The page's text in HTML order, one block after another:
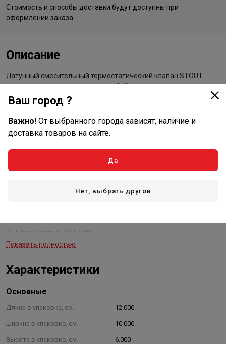
Стоимость и способы доставки будут доступны при
оформлении заказа.
Описание
Латунный смесительный термостатический клапан STOUT
предназначен для установки на байпасе перед
твердотопливными котлами в целях исключения образование
конденсата на их греющих поверхностях.
Термостатический клапан в зависимости от его модификации
поддерживает фиксированную температуру теплоносителя на
Смесительный термостатический клапан имеет два входных
1 - Корпус (Латунь CW617N)
5 - Термостатический элемент (Медь, латунь, нержавеющая
условная пропускная способность 3,2 и 9 м3/ч;
Показать полностью
Характеристики
Основные
Длина в упаковке, см. 12.000
Ширина в упаковке, см. 10.000
Высота в упаковке, см. 6.000
Ваш город ?
Важно! От выбранного города зависят, наличие и
доставка товаров на сайте.
Да
Нет, выбрать другой